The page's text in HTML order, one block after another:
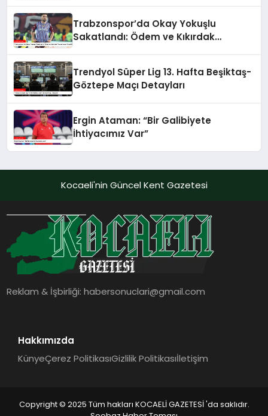
Trabzonspor’da Okay Yokuşlu
Sakatlandı: Ödem ve Kıkırdak
Trendyol Süper Lig 13. Hafta Beşiktaş-
Göztepe Maçı Detayları
Ergin Ataman: “Bir Galibiyete
İhtiyacımız Var”
Kocaeli'nin Güncel Kent Gazetesi
Reklam & İşbirliği:habersonuclari@gmail.com
Hakkımızda
KünyeÇerez PolitikasıGizlilik Politikasıİletişim
Copyright © 2025 Tüm hakları KOCAELİ GAZETESİ 'da saklıdır.